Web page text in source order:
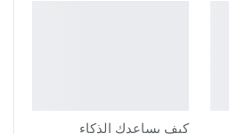
كيف يساعدك الذكاء